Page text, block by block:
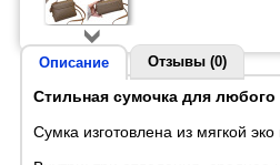
Описание Отзывы (0)
Стильная сумочка для
Сумка изготовлена из мягкой